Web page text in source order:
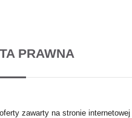
PRAWNA
zawarty na stronie